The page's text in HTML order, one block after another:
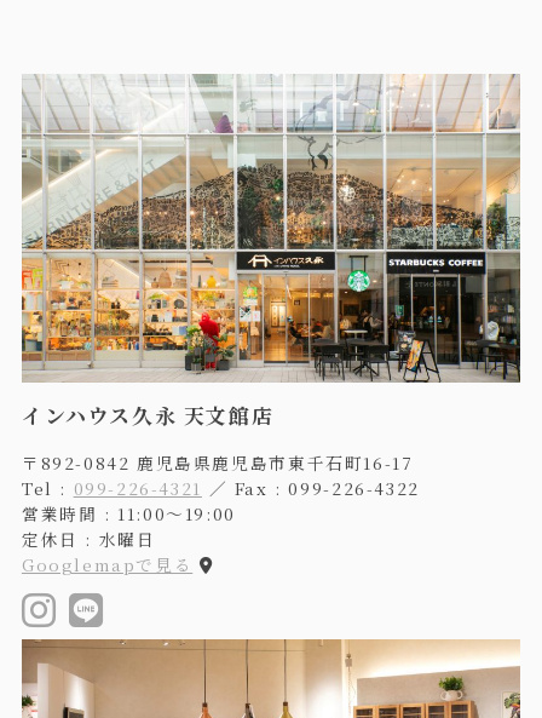
インハウス久永 天文館店
〒892-0842 鹿児島県鹿児島市東千石町16-17
Tel : 099-226-4321 ／ Fax : 099-226-4322
営業時間 : 11:00〜19:00
定休日 : 水曜日
Googlemapで見る